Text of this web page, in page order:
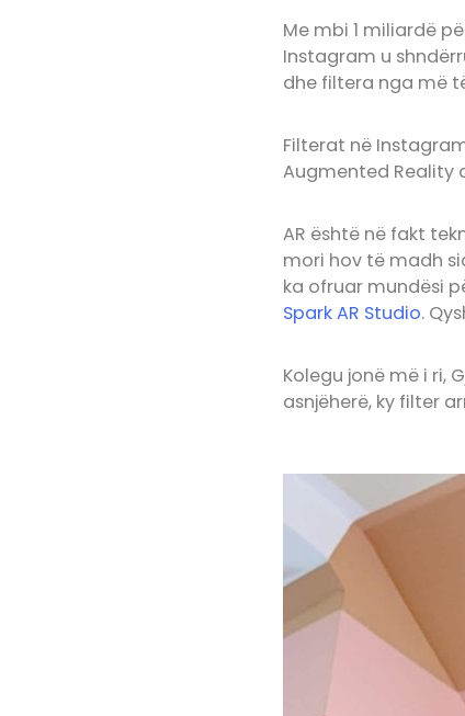
Me mbi 1 miliardë
Instagram u
dhe filtera nga më
Filterat në
Augmented Reality
AR është në fakt
mori hov të madh
ka ofruar mundësi
Spark AR Studio.
Kolegu jonë më i ri,
asnjëherë, ky filter